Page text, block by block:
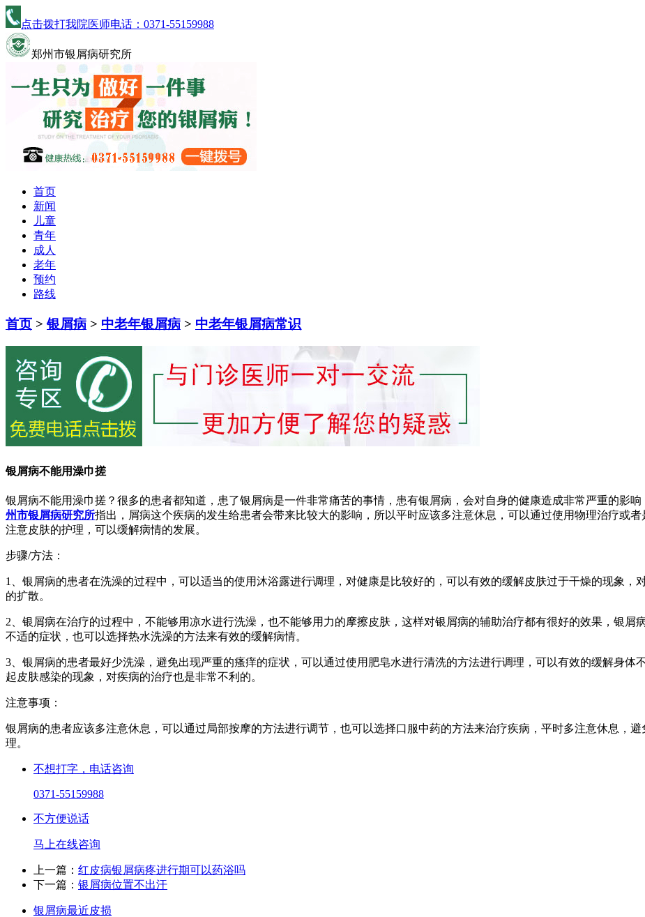
点击拨打我院医师电话： 0371-55159988
郑州市银屑病研究所
首页
新闻
儿童
青年
成人
老年
预约
路线
首页 >银屑病 > 中老年银屑病 > 中老年银屑病常识
银屑病不能用澡巾搓
银屑病不能用澡巾搓？很多的患者都知道，患了银屑病是一件非常痛苦的事情，患有银屑病，会对自身的健康造成非常严重的影
州市银屑病研究所指出，屑病这个疾病的发生给患者会带来比较大的影响，所以平时应该多注意休息，可以通过使用物理治疗或
注意皮肤的护理，可以缓解病情的发展。
步骤/方法：
1、银屑病的患者在洗澡的过程中，可以适当的使用沐浴露进行调理，对健康是比较好的，可以有效的缓解皮肤过于干燥的现象，
的扩散。
2、银屑病在治疗的过程中，不能够用凉水进行洗澡，也不能够用力的摩擦皮肤，这样对银屑病的辅助治疗都有很好的效果，银
不适的症状，也可以选择热水洗澡的方法来有效的缓解病情。
3、银屑病的患者最好少洗澡，避免出现严重的瘙痒的症状，可以通过使用肥皂水进行清洗的方法进行调理，可以有效的缓解身体
起皮肤感染的现象，对疾病的治疗也是非常不利的。
注意事项：
银屑病的患者应该多注意休息，可以通过局部按摩的方法进行调节，也可以选择口服中药的方法来治疗疾病，平时多注意休息，
理。
不想打字，电话咨询
0371-55159988
不方便说话
马上在线咨询
上一篇： 红皮病银屑病疼进行期可以药浴吗
下一篇： 银屑病位置不出汗
银屑病最近皮损